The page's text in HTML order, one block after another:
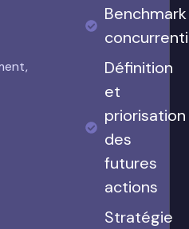
Benchmark
Définition
et
priorisation
des
futures
actions
Stratégie